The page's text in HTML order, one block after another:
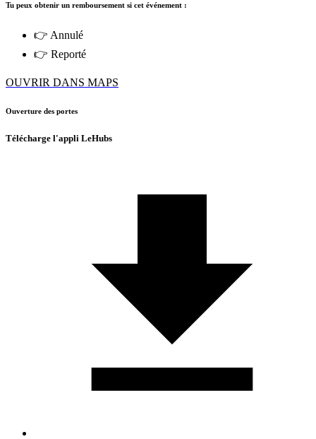
Tu peux obtenir un remboursement si cet événement :
👉 Annulé
👉 Reporté
OUVRIR DANS MAPS
Ouverture des portes
Télécharge l'appli LeHubs